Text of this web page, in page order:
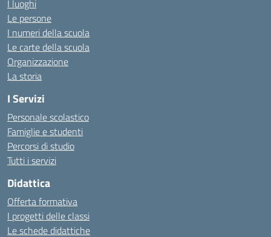
I luoghi
Le persone
I numeri della scuola
Le carte della scuola
Organizzazione
La storia
I Servizi
Personale scolastico
Famiglie e studenti
Percorsi di studio
Tutti i servizi
Didattica
Offerta formativa
I progetti delle classi
Le schede didattiche